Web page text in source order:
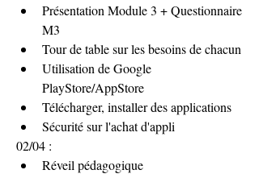
Présentation Module 3 + Questionnaire
M3
Utilisation de Google
PlayStore/AppStore
Télécharger, installer des applications
Sécurité sur l'achat d'appli
02/04 :
Réveil pédagogique